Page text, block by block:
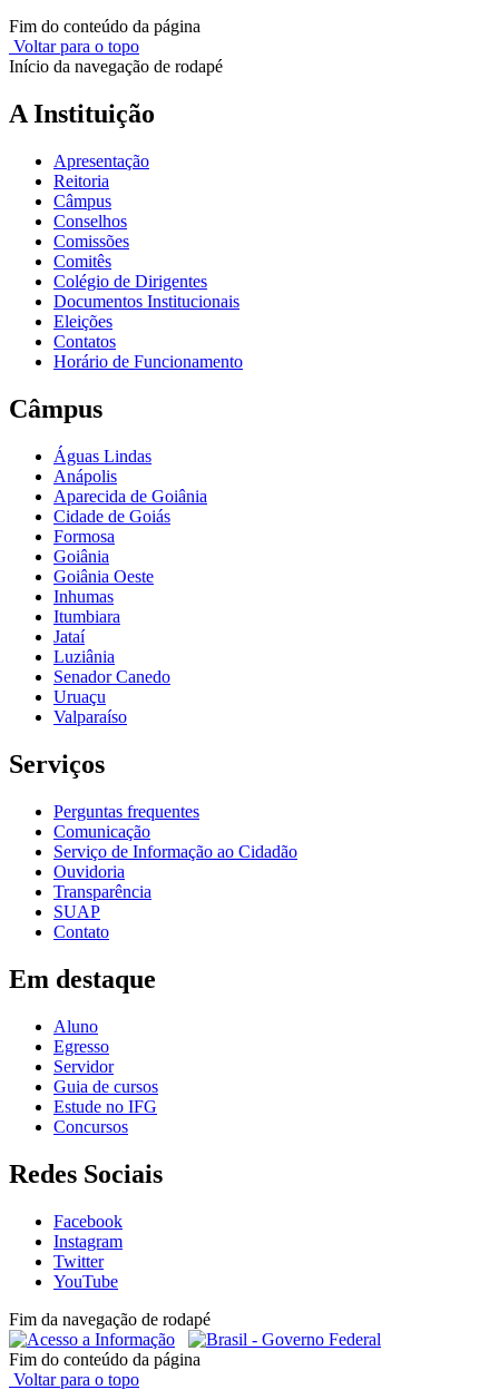
Fim do conteúdo da página
Voltar para o topo
Início da navegação de rodapé
A Instituição
Apresentação
Reitoria
Câmpus
Conselhos
Comissões
Comitês
Colégio de Dirigentes
Documentos Institucionais
Eleições
Contatos
Horário de Funcionamento
Câmpus
Águas Lindas
Anápolis
Aparecida de Goiânia
Cidade de Goiás
Formosa
Goiânia
Goiânia Oeste
Inhumas
Itumbiara
Jataí
Luziânia
Senador Canedo
Uruaçu
Valparaíso
Serviços
Perguntas frequentes
Comunicação
Serviço de Informação ao Cidadão
Ouvidoria
Transparência
SUAP
Contato
Em destaque
Aluno
Egresso
Servidor
Guia de cursos
Estude no IFG
Concursos
Redes Sociais
Facebook
Instagram
Twitter
YouTube
Fim da navegação de rodapé
Fim do conteúdo da página
Voltar para o topo